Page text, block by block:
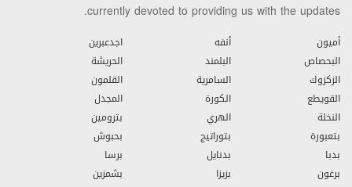
currently devoted to providing us with the updates.
أميون أنفه
اجدعبرين
البحصاص
البلمند
الحريشة
الزكزوك
السامرية
القلمون
القويطع
الكورة
المجدل
النخلة
الهري
بترومين
بتعبورة
بتوراتيج
بحبوش
بدبا
بدنايل
برسا
برغون
بزيزا
بشمزين